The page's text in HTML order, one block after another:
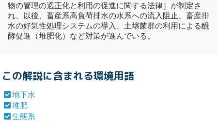
物の管理の適正化と利用の促進に関する法律］が制定さ
れ、以後、畜産系高負荷排水の水系への流入阻止、畜産排
水の好気性処理システムの導入、土壌菌群の利用による醗
酵促進（堆肥化）など対策が進んでいる。
この解説に含まれる環境用語
地下水
堆肥
生態系